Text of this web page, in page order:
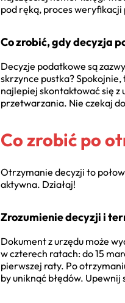
pod ręką, proces
Co zrobić, gdy decyzja
Decyzje podatkowe są
skrzynce pustka?
najlepiej skontaktować się z
przetwarzania. Nie czekaj
Co zrobić po
Otrzymanie decyzji to
aktywna. Działaj!
Zrozumienie decyzji i
Dokument z urzędu może
w czterech ratach: do 15
pierwszej raty. Po
by uniknąć błędów.